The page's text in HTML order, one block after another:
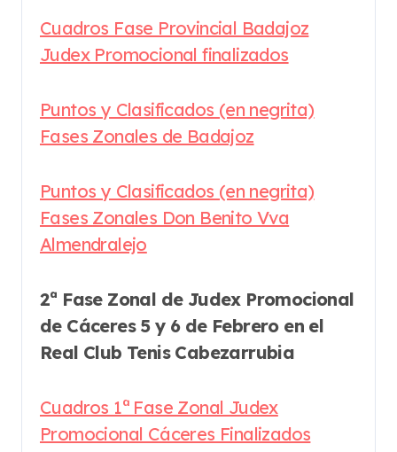
Cuadros Fase Provincial Badajoz
Judex Promocional finalizados
Puntos y Clasificados (en negrita)
Fases Zonales de Badajoz
Puntos y Clasificados (en negrita)
Fases Zonales Don Benito Vva
Almendralejo
2ª Fase Zonal de Judex Promocional
de Cáceres 5 y 6 de Febrero en el
Real Club Tenis Cabezarrubia
Cuadros 1ª Fase Zonal Judex
Promocional Cáceres Finalizados